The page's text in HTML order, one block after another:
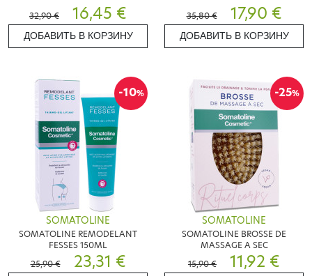
32,90 €
16,45 €
ДОБАВИТЬ В КОРЗИНУ
35,80 €
17,90 €
ДОБАВИТЬ В КОРЗИНУ
-10%
SOMATOLINE
SOMATOLINE REMODELANT
FESSES 150ML
25,90 €
23,31 €
-25%
SOMATOLINE
SOMATOLINE BROSSE DE
MASSAGE A SEC
15,90 €
11,92 €